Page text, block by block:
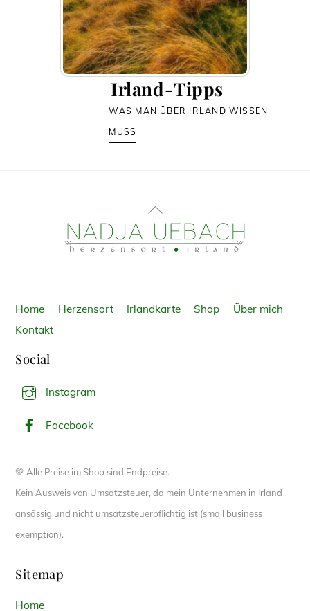
Irland-Tipps
WAS MAN ÜBER IRLAND WISSEN
MUSS
Back
Top
Home Herzensort Irlandkarte Shop
Über mich
Kontakt
Social
Instagram
Facebook
💚 Alle Preise im Shop sind Endpreise.
Kein Ausweis von Umsatzsteuer, da mein Unternehmen in Irland
ansässig und nicht umsatzsteuerpflichtig ist (small business
exemption).
Sitemap
Home